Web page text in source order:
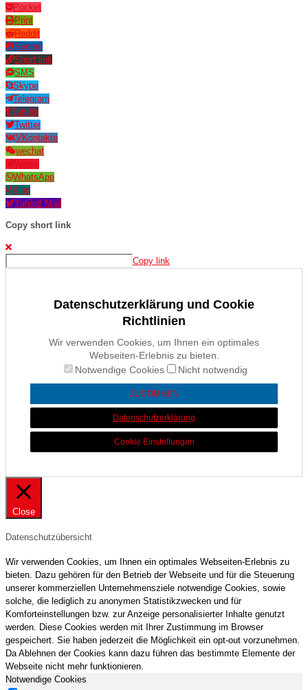
Pocket
Print
Reddit
Renren
Short link
SMS
Skype
Telegram
Tumblr
Twitter
VKontakte
wechat
Weibo
WhatsApp
Xing
Yahoo! Mail
Copy short link
Copy link
Datenschutzerklärung und Cookie
Richtlinien
Wir verwenden Cookies, um Ihnen ein optimales
Webseiten-Erlebnis zu bieten.
Notwendige Cookies
Nicht notwendig
ZUSTIMMEN
Datenschutzerklärung
Cookie Einstellungen
Close
Datenschutzübersicht
Wir verwenden Cookies, um Ihnen ein optimales Webseiten-Erlebnis zu
bieten. Dazu gehören für den Betrieb der Webseite und für die Steuerung
unserer kommerziellen Unternehmensziele notwendige Cookies, sowie
solche, die lediglich zu anonymen Statistikzwecken und für
Komforteinstellungen bzw. zur Anzeige personalisierter Inhalte genutzt
werden. Diese Cookies werden mit Ihrer Zustimmung im Browser
gespeichert. Sie haben jederzeit die Möglichkeit ein opt-out vorzunehmen.
Da Ablehnen der Cookies kann dazu führen das bestimmte Elemente der
Webseite nicht mehr funktionieren.
Notwendige Cookies